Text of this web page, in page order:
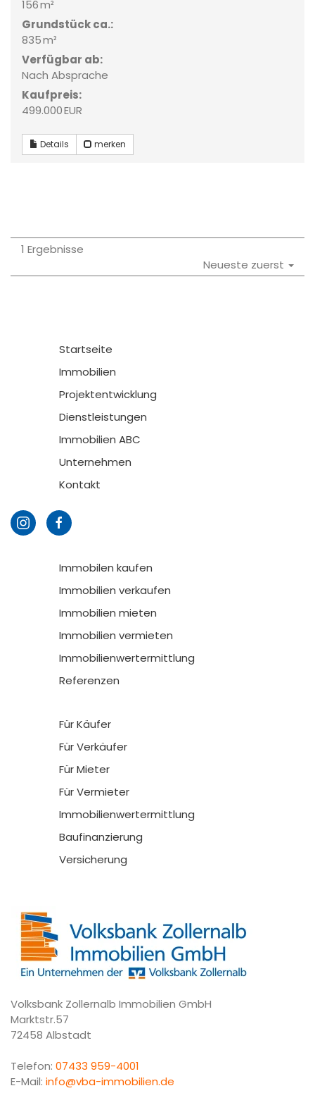
156 m²
Grund­stück ca.:
835 m²
Verfügbar ab:
Nach Absprache
Kaufpreis:
499.000 EUR
Details merken
1 Ergebnisse
Neueste zuerst
Startseite
Immobilien
Projektentwicklung
Dienstleistungen
Immobilien ABC
Unternehmen
Kontakt
Immobilen kaufen
Immobilien verkaufen
Immobilien mieten
Immobilien vermieten
Immobilienwertermittlung
Referenzen
Für Käufer
Für Verkäufer
Für Mieter
Für Vermieter
Immobilienwertermittlung
Baufinanzierung
Versicherung
Volksbank Zollernalb Immobilien GmbH
Marktstr.57
72458 Albstadt
Telefon: 07433 959-4001
E-Mail: info@vba-immobilien.de